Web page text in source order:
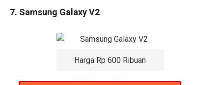
7. Samsung Galaxy V2
Harga Rp 600 Ribuan